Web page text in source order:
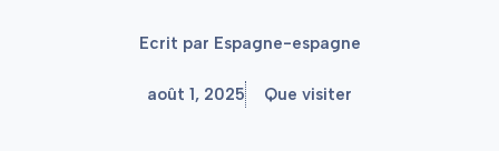
Ecrit par Espagne-espagne
août 1, 2025 Que visiter